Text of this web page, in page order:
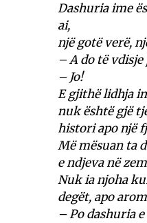
Dashuria ime
ai,
një gotë verë,
– A do të vdisje
– Jo!
E gjithë lidhja
nuk është gjë
histori apo një
Më mësuan ta
e ndjeva në
Nuk ia njoha
degët, apo
– Po dashuria